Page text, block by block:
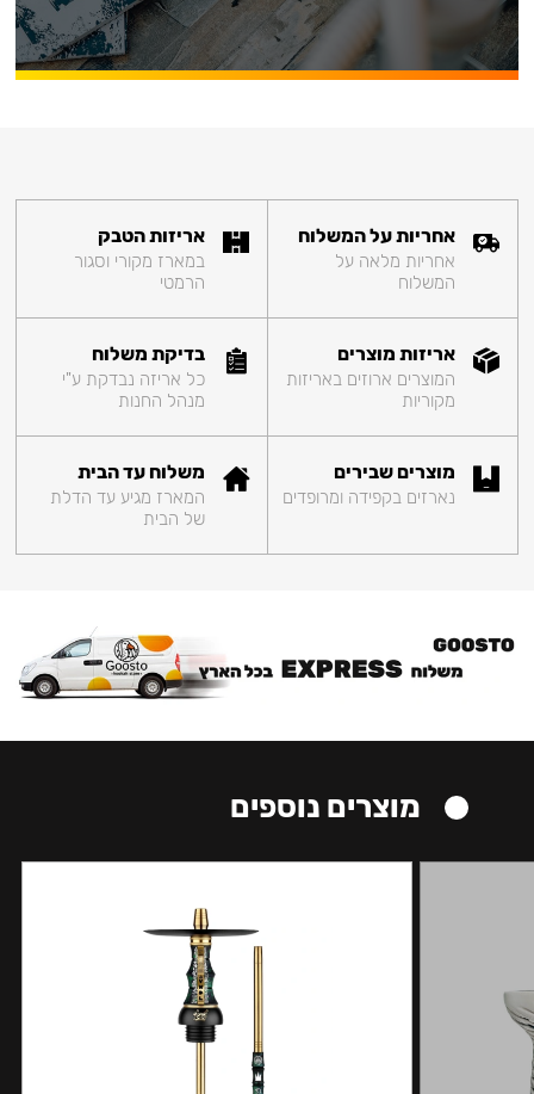
אחריות על המשלוח
אחריות מלאה על
המשלוח
אריזות הטבק
במארז מקורי וסגור
הרמטי
אריזות מוצרים
המוצרים ארוזים באריזות
מקוריות
בדיקת משלוח
כל אריזה נבדקת ע"י
מנהל החנות
מוצרים שבירים
נארזים בקפידה ומרופדים
משלוח עד הבית
המארז מגיע עד הדלת
של הבית
מוצרים נוספים